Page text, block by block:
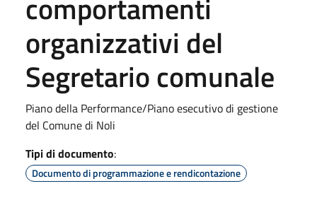
comportamenti
organizzativi del
Segretario comunale
Piano della Performance/Piano esecutivo di gestione
del Comune di Noli
Tipi di documento:
Documento di programmazione e rendicontazione